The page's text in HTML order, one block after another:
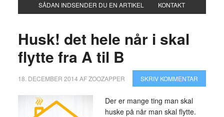
SÅDAN INDSENDER DU EN ARTIKEL KONTAKT
Husk! det hele når i skal
flytte fra A til B
18. DECEMBER 2014 AFZOOZAPPER SKRIV KOMMENTAR
Der er mange ting man skal
huske på når man skal flytte.